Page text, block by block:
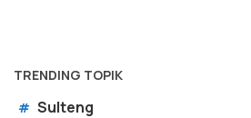
TRENDING TOPIK
# Sulteng